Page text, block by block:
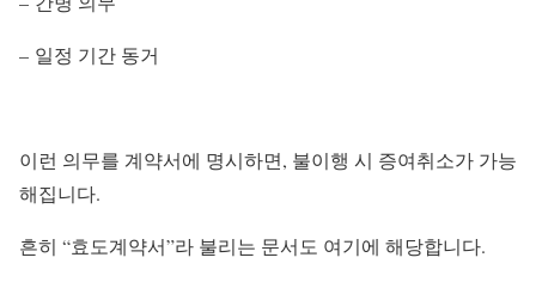
– 일정 기간 동거
이런 의무를 계약서에 명시하면, 불이행 시 증여취소가 가능
해집니다.
흔히 “효도계약서”라 불리는 문서도 여기에 해당합니다.